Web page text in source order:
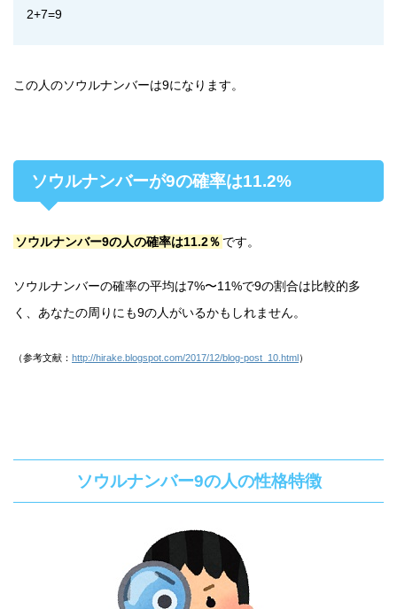
2+7=9
この人のソウルナンバーは9になります。
ソウルナンバーが9の確率は11.2%
ソウルナンバー9の人の確率は11.2％ です。
ソウルナンバーの確率の平均は7%〜11%で9の割合は比較的多
く、あなたの周りにも9の人がいるかもしれません。
（参考文献： http://hirake.blogspot.com/2017/12/blog-post_10.html ）
ソウルナンバー9の人の性格特徴